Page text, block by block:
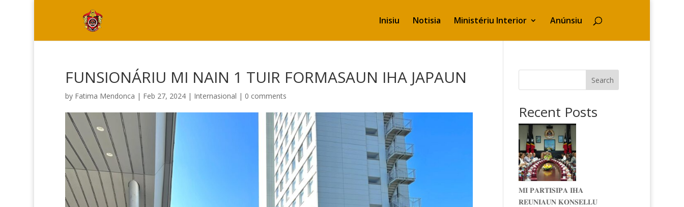
Inisiu Notisia Ministériu Interior Anúnsiu
FUNSIONÁRIU MI NAIN 1 TUIR FORMASAUN IHA JAPAUN
by Fatima Mendonca | Feb 27, 2024| Internasional | 0 comments
Search
Recent Posts
𝐌𝐈 𝐏𝐀𝐑𝐓𝐈𝐒𝐈𝐏𝐀 𝐈𝐇𝐀
𝐑𝐄𝐔𝐍𝐈𝐀𝐔𝐍 𝐊𝐎𝐍𝐒𝐄𝐋𝐋𝐔